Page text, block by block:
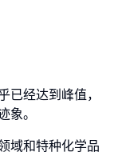
已经达到峰值，
象。
域和特种化学品